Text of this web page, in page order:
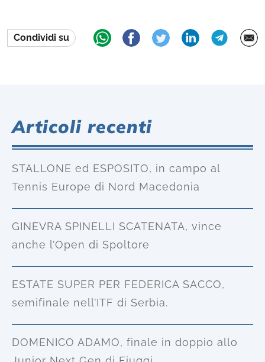
Condividi su
Articoli recenti
STALLONE ed ESPOSITO, in campo al
Tennis Europe di Nord Macedonia
GINEVRA SPINELLI SCATENATA, vince
anche l’Open di Spoltore
ESTATE SUPER PER FEDERICA SACCO,
semifinale nell’ITF di Serbia.
DOMENICO ADAMO, finale in doppio allo